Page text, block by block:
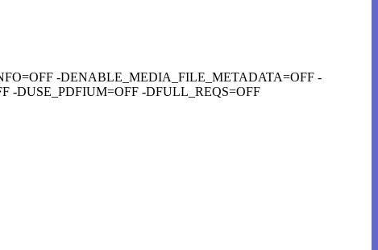
-DENABLE_MEDIA_FILE_METADATA=OFF -
-DUSE_PDFIUM=OFF -DFULL_REQS=OFF